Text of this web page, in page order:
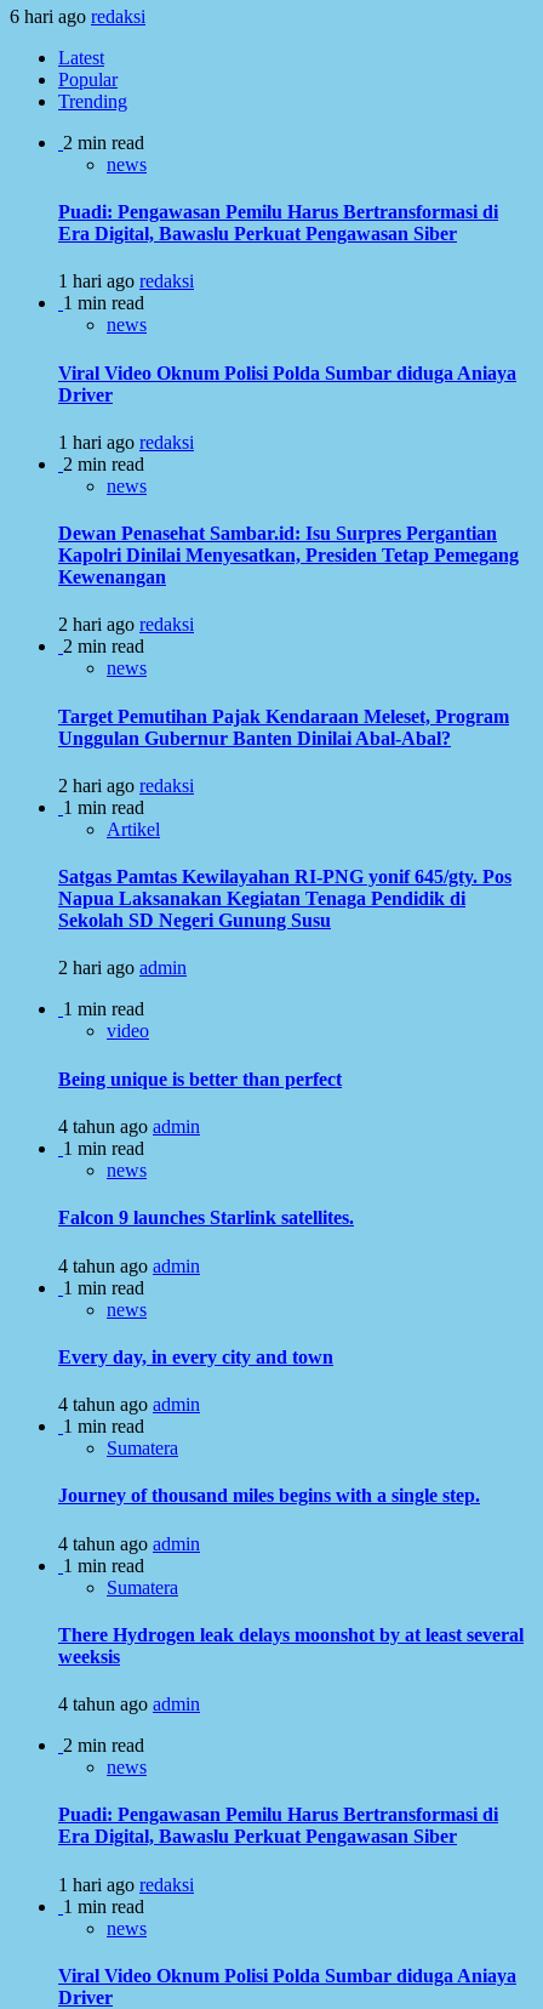
6 hari ago redaksi
Latest
Popular
Trending
2 min read
news
Puadi: Pengawasan Pemilu Harus Bertransformasi di
Era Digital, Bawaslu Perkuat Pengawasan Siber
1 hari ago redaksi
1 min read
news
Viral Video Oknum Polisi Polda Sumbar diduga Aniaya
Driver
1 hari ago redaksi
2 min read
news
Dewan Penasehat Sambar.id: Isu Surpres Pergantian
Kapolri Dinilai Menyesatkan, Presiden Tetap Pemegang
Kewenangan
2 hari ago redaksi
2 min read
news
Target Pemutihan Pajak Kendaraan Meleset, Program
Unggulan Gubernur Banten Dinilai Abal-Abal?
2 hari ago redaksi
1 min read
Artikel
Satgas Pamtas Kewilayahan RI-PNG yonif 645/gty. Pos
Napua Laksanakan Kegiatan Tenaga Pendidik di
Sekolah SD Negeri Gunung Susu
2 hari ago admin
1 min read
video
Being unique is better than perfect
4 tahun ago admin
1 min read
news
Falcon 9 launches Starlink satellites.
4 tahun ago admin
1 min read
news
Every day, in every city and town
4 tahun ago admin
1 min read
Sumatera
Journey of thousand miles begins with a single step.
4 tahun ago admin
1 min read
Sumatera
There Hydrogen leak delays moonshot by at least several
weeksis
4 tahun ago admin
2 min read
news
Puadi: Pengawasan Pemilu Harus Bertransformasi di
Era Digital, Bawaslu Perkuat Pengawasan Siber
1 hari ago redaksi
1 min read
news
Viral Video Oknum Polisi Polda Sumbar diduga Aniaya
Driver